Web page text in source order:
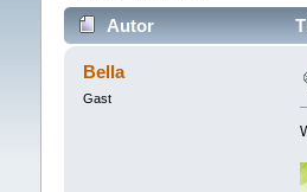
Autor
Bella
Gast